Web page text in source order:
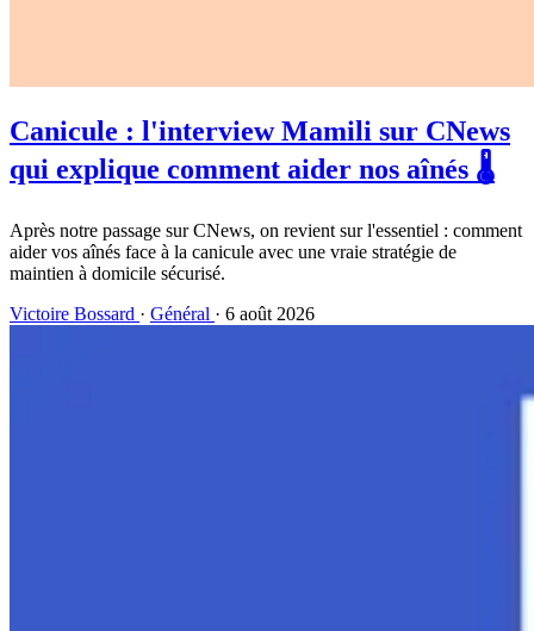
Canicule : l'interview Mamili sur CNews
qui explique comment aider nos aînés 🌡️
Après notre passage sur CNews, on revient sur l'essentiel : comment
aider vos aînés face à la canicule avec une vraie stratégie de
maintien à domicile sécurisé.
Victoire Bossard · Général · 6 août 2026